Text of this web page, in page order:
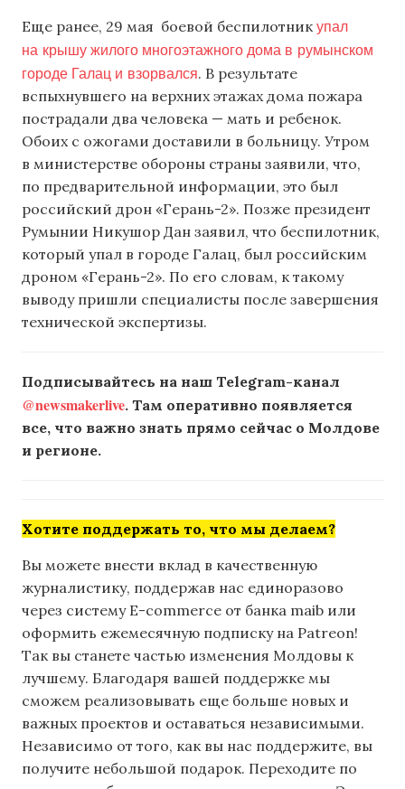
Еще ранее, 29 мая боевой беспилотникупал
на крышу жилого многоэтажного дома в румынском
городе Галац и взорвался. В результате
вспыхнувшего на верхних этажах дома пожара
пострадали два человека — мать и ребенок.
Обоих с ожогами доставили в больницу. Утром
в министерстве обороны страны заявили, что,
по предварительной информации, это был
российский дрон «Герань-2». Позже президент
Румынии Никушор Дан заявил, что беспилотник,
который упал в городе Галац, был российским
дроном «Герань-2». По его словам, к такому
выводу пришли специалисты после завершения
технической экспертизы.
Подписывайтесь на наш Telegram-канал
@newsmakerlive. Там оперативно появляется
все, что важно знать прямо сейчас о Молдове
и регионе.
Хотите поддержать то, что мы делаем?
Вы можете внести вклад в качественную
журналистику, поддержав нас единоразово
через систему E-commerce от банка maib или
оформить ежемесячную подписку на Patreon!
Так вы станете частью изменения Молдовы к
лучшему. Благодаря вашей поддержке мы
сможем реализовывать еще больше новых и
важных проектов и оставаться независимыми.
Независимо от того, как вы нас поддержите, вы
получите небольшой подарок. Переходите по